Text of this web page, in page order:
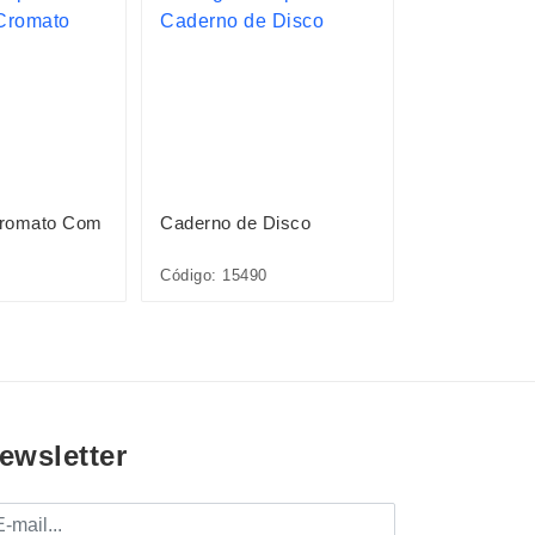
Com Caderno de Disco
Código: 15490